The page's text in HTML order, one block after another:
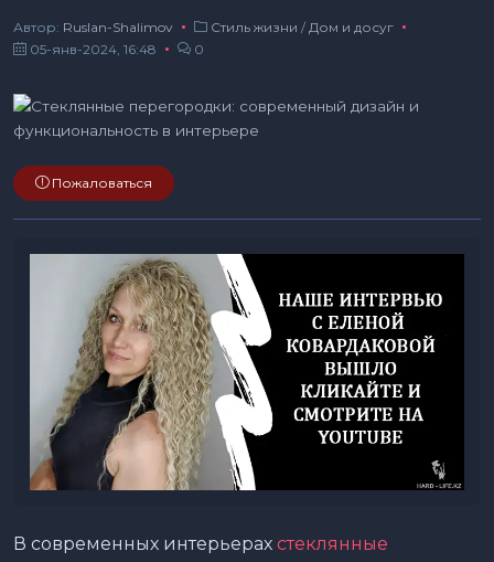
Автор: Ruslan-Shalimov Стиль жизни / Дом и досуг
05-янв-2024, 16:48
0
Пожаловаться
В современных интерьерах стеклянные